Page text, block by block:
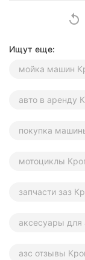
replay
Ищут еще:
мойка машин
авто в аренду
покупка
мотоциклы
запчасти заз
аксесуары для
азс отзывы